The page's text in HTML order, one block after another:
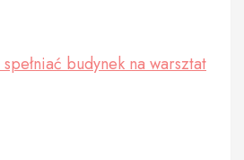
budynek na warsztat